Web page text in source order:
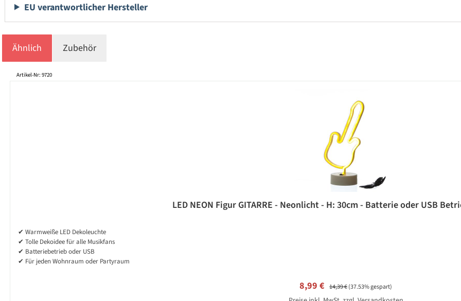
EU verantwortlicher Hersteller
Ähnlich Zubehör
Produktgalerie überspringen
Artikel-Nr: 9720
LED NEON Figur GITARRE - Neonlicht - H: 30cm - Batterie oder USB
✔ Warmweiße LED Dekoleuchte
✔ Tolle Dekoidee für alle Musikfans
✔ Batteriebetrieb oder USB
✔ Für jeden Wohnraum oder Partyraum
Verkaufspreis:
8,99 € Regulärer Preis:
14,39 €(37.53% gespart)